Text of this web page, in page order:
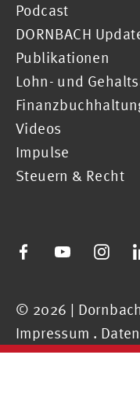
Podcast
DORNBACH
Publikationen
Lohn- und
Videos
Impulse
Steuern & Recht
© 2026 |
Impressum .